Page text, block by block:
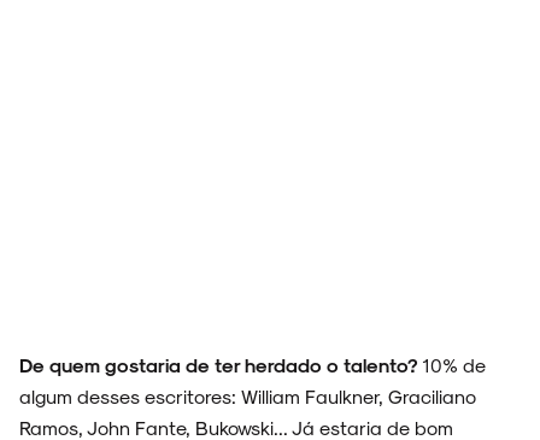
De quem gostaria de ter herdado o talento? 10% de
algum desses escritores: William Faulkner, Graciliano
Ramos, John Fante, Bukowski... Já estaria de bom